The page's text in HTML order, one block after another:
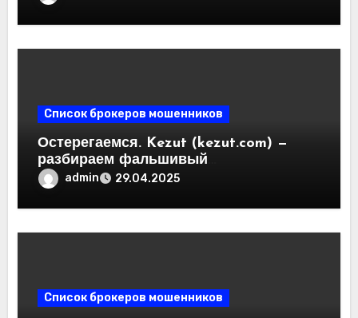
криптобирж. Как вернуть деньги.
Отзывы пользователей
Список брокеров мошенников
Остерегаемся. Kezut (kezut.com) —
разбираем фальшивый
криптовалютный обменник. Как
вернуть деньги. Отзывы
пользователей
admin 29.04.2025
Список брокеров мошенников